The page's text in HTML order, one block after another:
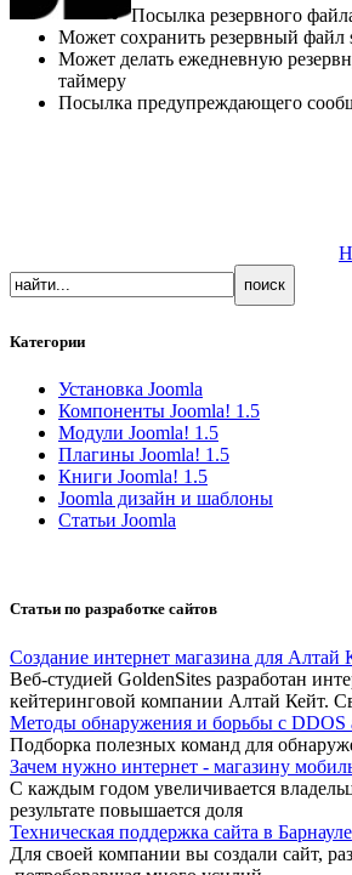
Посылка резервного
Может сохранить резервный файл
Может делать ежедневную
таймеру
Посылка предупреждающего
Категории
Установка Joomla
Компоненты Joomla! 1.5
Модули Joomla! 1.5
Плагины Joomla! 1.5
Книги Joomla! 1.5
Joomla дизайн и шаблоны
Статьи Joomla
Статьи по разработке сайтов
Создание интернет магазина для Алтай
Веб-студией GoldenSites разработан
кейтеринговой компании Алтай Кейт.
Методы обнаружения и борьбы с DDOS
Подборка полезных команд для
Зачем нужно интернет - магазину
С каждым годом увеличивается
результате повышается доля
Техническая поддержка сайта в Барнауле
Для своей компании вы создали сайт,